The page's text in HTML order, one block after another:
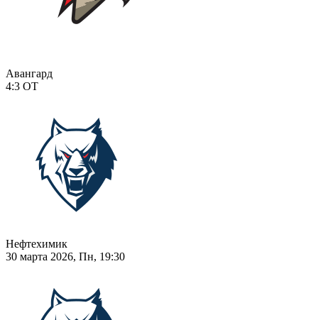
Авангард
4:3 ОТ
Нефтехимик
30 марта 2026, Пн, 19:30